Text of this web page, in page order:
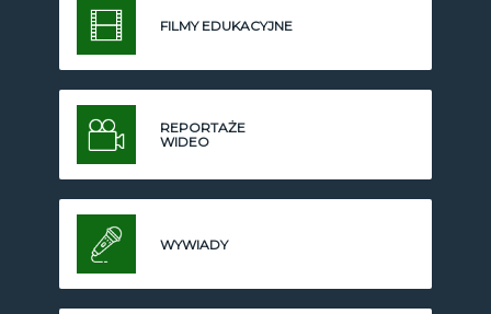
FILMY EDUKACYJNE
REPORTAŻE
WIDEO
WYWIADY